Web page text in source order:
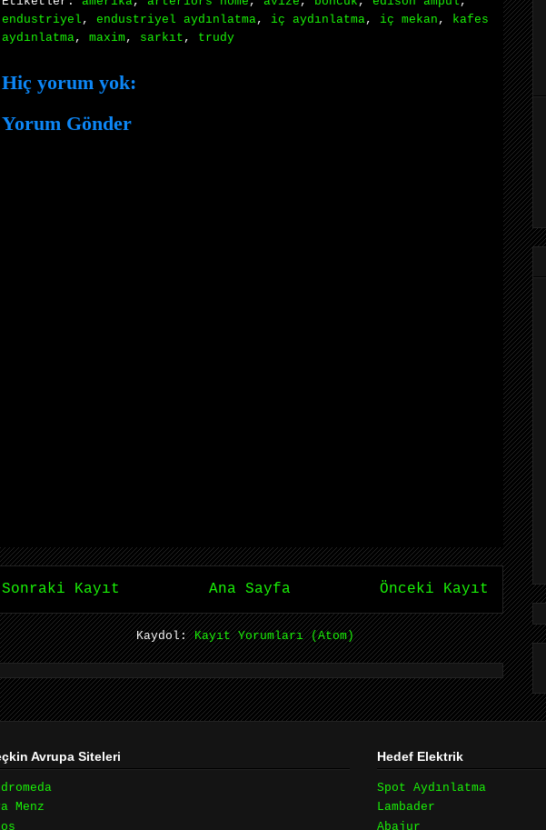
endustriyel , endustriyel aydınlatma, iç aydınlatma, iç mekan ,
kafes
aydınlatma, maxim, sarkıt , trudy
Hiç yorum yok:
Yorum Gönder
Sonraki Kayıt Önceki Kayıt
Ana Sayfa
Kaydol:Kayıt Yorumları (Atom)
Avrupa Siteleri
Menz
Hedef Elektrik
Spot Aydınlatma
Lambader
Abajur